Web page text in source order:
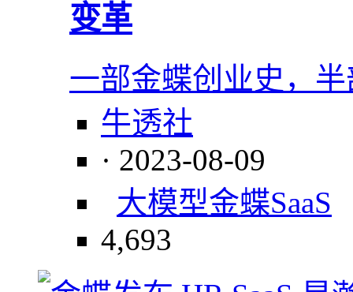
变革
一部金蝶创业史，
牛透社
· 2023-08-09
大模型金蝶SaaS
4,693